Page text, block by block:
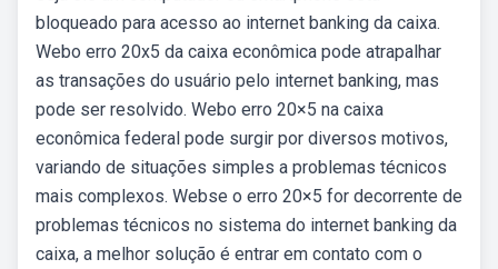
bloqueado para acesso ao internet banking da caixa.
Webo erro 20x5 da caixa econômica pode atrapalhar
as transações do usuário pelo internet banking, mas
pode ser resolvido. Webo erro 20×5 na caixa
econômica federal pode surgir por diversos motivos,
variando de situações simples a problemas técnicos
mais complexos. Webse o erro 20×5 for decorrente de
problemas técnicos no sistema do internet banking da
caixa, a melhor solução é entrar em contato com o